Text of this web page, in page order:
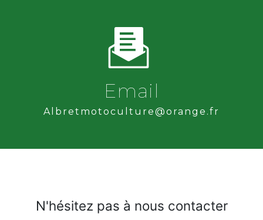
Email
albretmotoculture@orange.fr
N'hésitez pas à nous contacter